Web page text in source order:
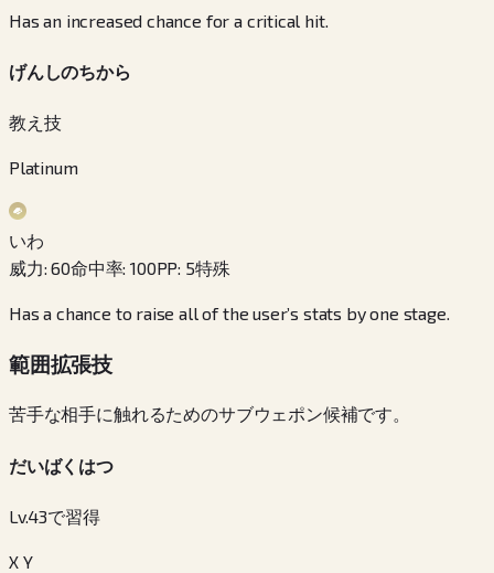
Has an increased chance for a critical hit.
げんしのちから
教え技
Platinum
いわ
威力:60命中率:100PP: 5特殊
Has a chance to raise all of the user’s stats by one stage.
範囲拡張技
苦手な相手に触れるためのサブウェポン候補です。
だいばくはつ
Lv.43で習得
X Y